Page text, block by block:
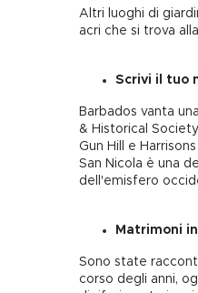
Altri luoghi di
acri che si trova
Scrivi il tuo
Barbados vanta
& Historical
Gun Hill e
San Nicola è una
dell'emisfero
Matrimoni
Sono state
corso degli anni,